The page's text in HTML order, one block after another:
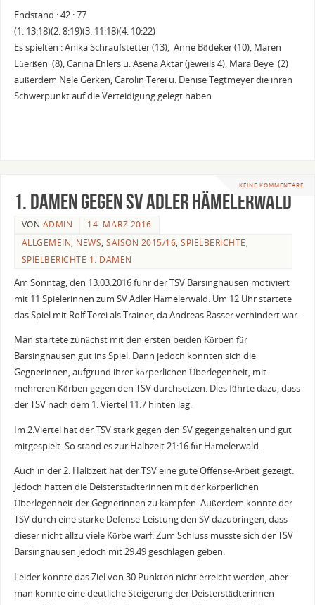
Endstand : 42 : 77
(1. 13:18)(2. 8:19)(3. 11:18)(4. 10:22)
Es spielten : Anika Schraufstetter (13), Anne Bödeker (10), Maren
Lüerßen (8), Carina Ehlers u. Asena Aktar (jeweils 4), Mara Beye (2)
außerdem Nele Gerken, Carolin Terei u. Denise Tegtmeyer die ihren
Schwerpunkt auf die Verteidigung gelegt haben.
KEINE KOMMENTARE
1. Damen gegen SV Adler Hämelerwald
VON ADMIN
14. MÄRZ 2016
ALLGEMEIN, NEWS,SAISON 2015/16,SPIELBERICHTE,
SPIELBERICHTE 1. DAMEN
Am Sonntag, den 13.03.2016 fuhr der TSV Barsinghausen motiviert
mit 11 Spielerinnen zum SV Adler Hämelerwald. Um 12 Uhr startete
das Spiel mit Rolf Terei als Trainer, da Andreas Rasser verhindert war.
Man startete zunächst mit den ersten beiden Körben für
Barsinghausen gut ins Spiel. Dann jedoch konnten sich die
Gegnerinnen, aufgrund ihrer körperlichen Überlegenheit, mit
mehreren Körben gegen den TSV durchsetzen. Dies führte dazu, dass
der TSV nach dem 1. Viertel 11:7 hinten lag.
Im 2.Viertel hat der TSV stark gegen den SV gegengehalten und gut
mitgespielt. So stand es zur Halbzeit 21:16 für Hämelerwald.
Auch in der 2. Halbzeit hat der TSV eine gute Offense-Arbeit gezeigt.
Jedoch hatten die Deisterstädterinnen mit der körperlichen
Überlegenheit der Gegnerinnen zu kämpfen. Außerdem konnte der
TSV durch eine starke Defense-Leistung den SV dazubringen, dass
dieser nicht allzu viele Körbe warf. Zum Schluss musste sich der TSV
Barsinghausen jedoch mit 29:49 geschlagen geben.
Leider konnte das Ziel von 30 Punkten nicht erreicht werden, aber
man konnte eine deutliche Steigerung der Deisterstädterinnen